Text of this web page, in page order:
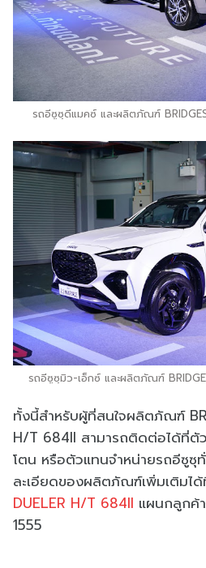
รถอีซูซุดีแมคซ์ และผลิตภัณฑ์
รถอีซูซุมิว-เอ็กซ์ และผลิตภัณฑ์
ทั้งนี้สำหรับผู้ที่สนใจผลิตภัณฑ์
H/T 684II สามารถติดต่อได้ที่ตั
โตน หรือตัวแทนจำหน่ายรถอีซูซุทั่
ละเอียดของผลิตภัณฑ์เพิ่มเติมไ
DUELER H/T 684II แผนกลูกค้
1555